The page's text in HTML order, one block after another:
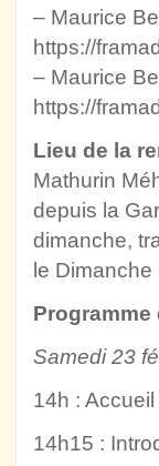
– Maurice
https://
– Maurice
https://
Lieu de la
Mathurin
depuis la
dimanche,
le
Programme
Samedi 23
14h : Accueil
14h15 :